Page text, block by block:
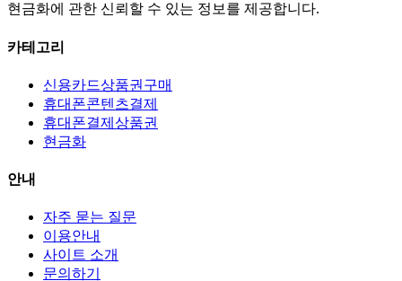
현금화에 관한 신뢰할 수 있는 정보를 제공합니다.
카테고리
신용카드상품권구매
휴대폰콘텐츠결제
휴대폰결제상품권
현금화
안내
자주 묻는 질문
이용안내
사이트 소개
문의하기